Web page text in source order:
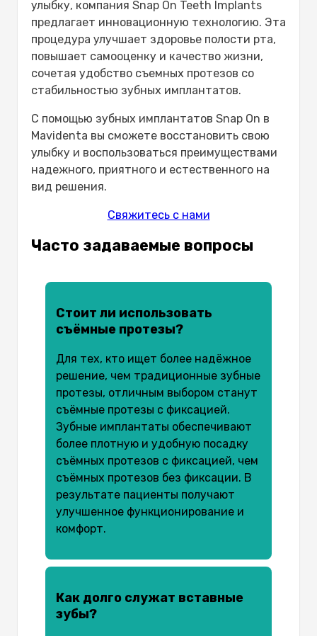
улыбку, компания Snap On Teeth Implants
предлагает инновационную технологию. Эта
процедура улучшает здоровье полости рта,
повышает самооценку и качество жизни,
сочетая удобство съемных протезов со
стабильностью зубных имплантатов.
С помощью зубных имплантатов Snap On в
Mavidenta вы сможете восстановить свою
улыбку и воспользоваться преимуществами
надежного, приятного и естественного на
вид решения.
Свяжитесь с нами
Часто задаваемые вопросы
Стоит ли использовать
съёмные протезы?
Для тех, кто ищет более надёжное
решение, чем традиционные зубные
протезы, отличным выбором станут
съёмные протезы с фиксацией.
Зубные имплантаты обеспечивают
более плотную и удобную посадку
съёмных протезов с фиксацией, чем
съёмных протезов без фиксации. В
результате пациенты получают
улучшенное функционирование и
комфорт.
Как долго служат вставные
зубы?